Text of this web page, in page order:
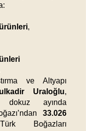
,
ve Altyapı
Uraloğlu,
ayında
33.026
Boğazları